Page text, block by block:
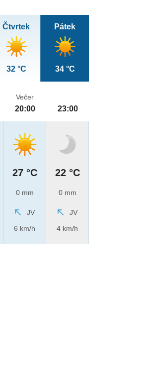
Čtvrtek
32 °C
Pátek
34 °C
Večer
20:00
27 °C
0 mm
JV
6 km/h
23:00
22 °C
0 mm
JV
4 km/h